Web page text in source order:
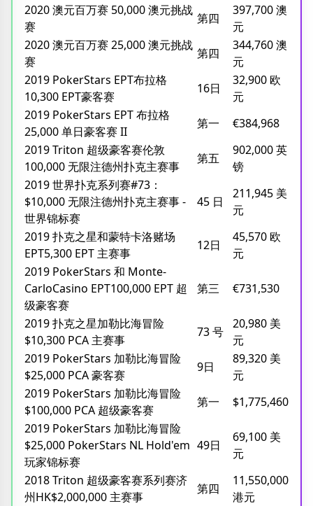
2020 澳元百万赛 50,000 澳元挑战
赛
第四
397,700 澳
元
2020 澳元百万赛 25,000 澳元挑战
赛
第四
344,760 澳
元
2019 PokerStars EPT布拉格
10,300 EPT豪客赛
16日
32,900 欧
元
2019 PokerStars EPT 布拉格
25,000 单日豪客赛 II
第一
€384,968
2019 Triton 超级豪客赛伦敦
100,000 无限注德州扑克主赛事
第五
902,000 英
镑
2019 世界扑克系列赛#73：
$10,000 无限注德州扑克主赛事 -
世界锦标赛
45 日
211,945 美
元
2019 扑克之星和蒙特卡洛赌场
EPT5,300 EPT 主赛事
12日
45,570 欧
元
2019 PokerStars 和 Monte-
CarloCasino EPT100,000 EPT 超
级豪客赛
第三 €731,530
2019 扑克之星加勒比海冒险
$10,300 PCA 主赛事
73 号
20,980 美
元
2019 PokerStars 加勒比海冒险
$25,000 PCA 豪客赛
9日
89,320 美
元
2019 PokerStars 加勒比海冒险
$100,000 PCA 超级豪客赛
第一
$1,775,460
2019 PokerStars 加勒比海冒险
$25,000 PokerStars NL Hold'em
玩家锦标赛
49日
69,100 美
元
2018 Triton 超级豪客赛系列赛济
州HK$2,000,000 主赛事
第四
11,550,000
港元